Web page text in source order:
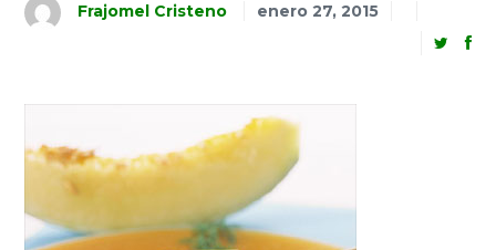
Frajomel Cristeno enero 27, 2015